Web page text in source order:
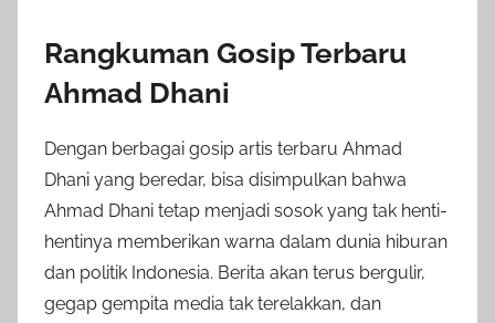
Rangkuman Gosip Terbaru
Ahmad Dhani
Dengan berbagai gosip artis terbaru Ahmad
Dhani yang beredar, bisa disimpulkan bahwa
Ahmad Dhani tetap menjadi sosok yang tak henti-
hentinya memberikan warna dalam dunia hiburan
dan politik Indonesia. Berita akan terus bergulir,
gegap gempita media tak terelakkan, dan